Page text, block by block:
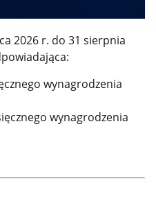
2026 r. do 31 sierpnia
wynagrodzenia
wynagrodzenia